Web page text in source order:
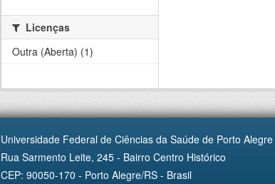
Licenças
Outra (Aberta) (1)
Universidade Federal de Ciências da Saúde de Porto Alegre
Rua Sarmento Leite, 245 - Bairro Centro Histórico
CEP: 90050-170 - Porto Alegre/RS - Brasil